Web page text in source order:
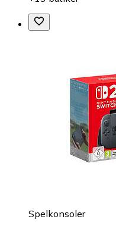
Spelkonsoler